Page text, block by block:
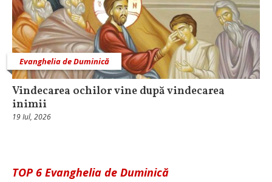
Evanghelia de Duminică
Vindecarea ochilor vine după vindecarea
inimii
19 Iul, 2026
TOP 6 Evanghelia de Duminică